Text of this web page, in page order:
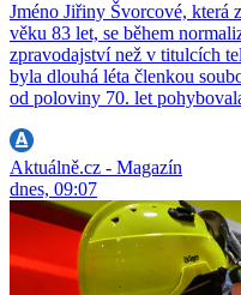
Jméno Jiřiny Švorcové, která
věku 83 let, se během
zpravodajství než v titulcích
byla dlouhá léta členkou
od poloviny 70. let
Aktuálně.cz - Magazín
dnes, 09:07